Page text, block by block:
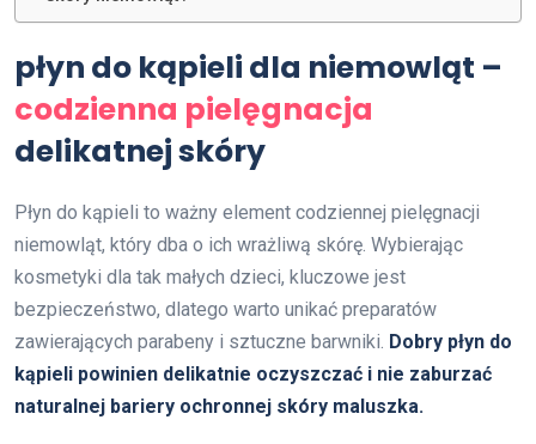
płyn do kąpieli dla niemowląt –
codzienna pielęgnacja
delikatnej skóry
Płyn do kąpieli to ważny element codziennej pielęgnacji
niemowląt, który dba o ich wrażliwą skórę. Wybierając
kosmetyki dla tak małych dzieci, kluczowe jest
bezpieczeństwo, dlatego warto unikać preparatów
zawierających parabeny i sztuczne barwniki. Dobry płyn do
kąpieli powinien delikatnie oczyszczać i nie zaburzać
naturalnej bariery ochronnej skóry maluszka.